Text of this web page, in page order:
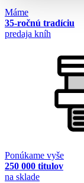
Máme
35-ročnú tradíciu
predaja kníh
Ponúkame vyše
250 000 titulov
na sklade